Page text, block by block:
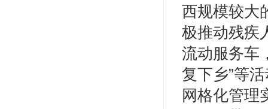
西规模较大
极推动残疾
流动服务车
复下乡”等
网格化管理